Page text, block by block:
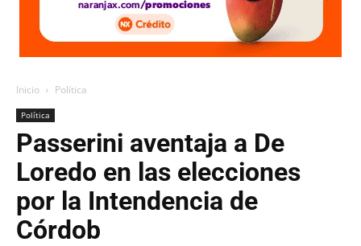
Inicio Política
Política
Passerini aventaja a De
Loredo en las elecciones
por la Intendencia de
Córdob